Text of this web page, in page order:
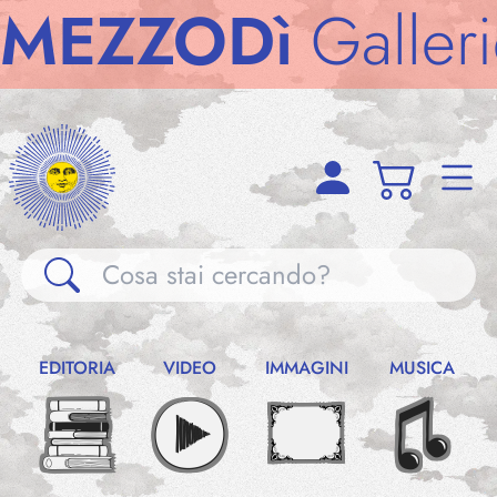
Gallerie
Gallerie
Notizie
EDITORIA VIDEO IMMAGINI MUSICA